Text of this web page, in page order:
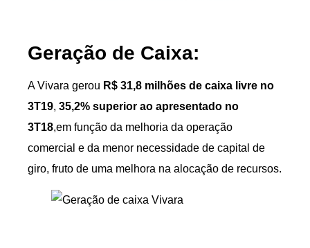
Geração de Caixa:
A Vivara gerou R$ 31,8 milhões de caixa livre no
3T19, 35,2% superior ao apresentado no
3T18,em função da melhoria da operação
comercial e da menor necessidade de capital de
giro, fruto de uma melhora na alocação de recursos.